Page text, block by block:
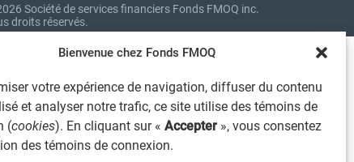
Bienvenue chez Fonds FMOQ
votre expérience de navigation, diffuser du contenu
et analyser notre trafic, ce site utilise des témoins de
(cookies). En cliquant sur « Accepter », vous consentez
des témoins de connexion.
Société de services financiers Fonds FMOQ inc.
droits réservés.